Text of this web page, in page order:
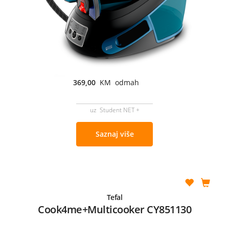
369,00 KM odmah
uz Student NET +
Saznaj više
Tefal
Cook4me+Multicooker CY851130